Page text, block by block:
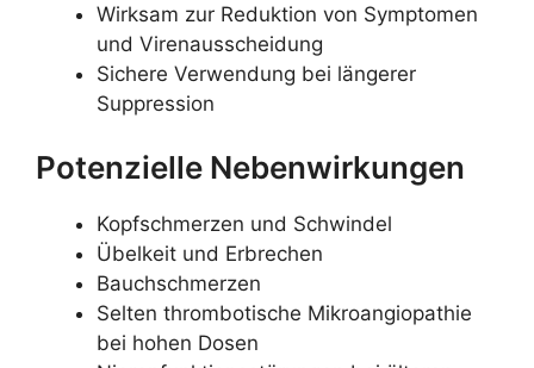
Wirksam zur Reduktion von Symptomen
und Virenausscheidung
Sichere Verwendung bei längerer
Suppression
Potenzielle Nebenwirkungen
Kopfschmerzen und Schwindel
Übelkeit und Erbrechen
Bauchschmerzen
Selten thrombotische Mikroangiopathie
bei hohen Dosen